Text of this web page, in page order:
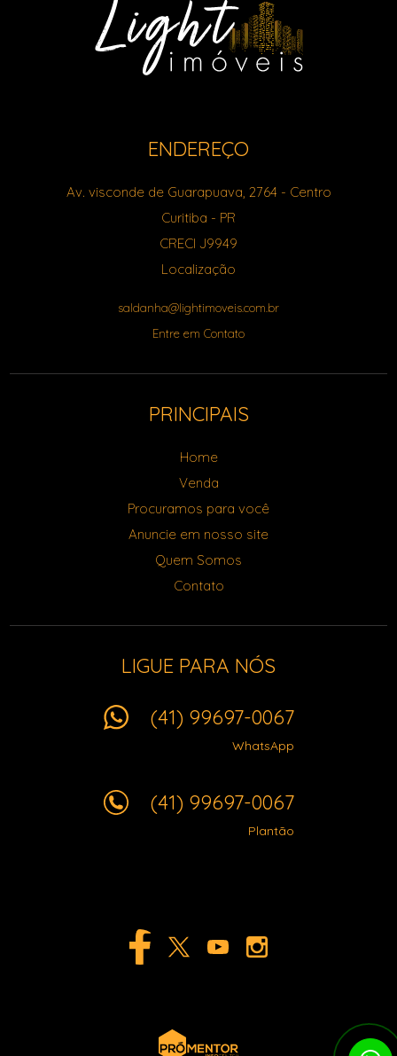
ENDEREÇO
Av. visconde de Guarapuava, 2764- Centro
Curitiba - PR
CRECI J9949
Localização
saldanha@lightimoveis.com.br
Entre em Contato
PRINCIPAIS
Home
Venda
Procuramos para você
Anuncie em nosso site
Quem Somos
Contato
LIGUE PARA NÓS
(41) 99697-0067
WhatsApp
(41) 99697-0067
Plantão